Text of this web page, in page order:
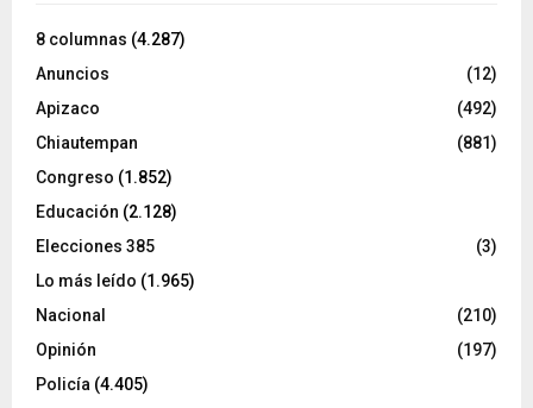
8 columnas (4.287)
Anuncios
(12)
Apizaco
(492)
Chiautempan
(881)
Congreso (1.852)
Educación (2.128)
Elecciones 385
(3)
Lo más leído (1.965)
Nacional
(210)
Opinión
(197)
Policía (4.405)